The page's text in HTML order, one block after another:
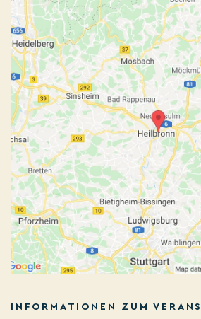
INFORMATIONEN ZUM